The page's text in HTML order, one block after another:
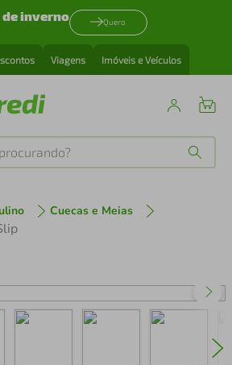
de inverno Quero
Viagens Imóveis e Veículos
Cuecas e Meias